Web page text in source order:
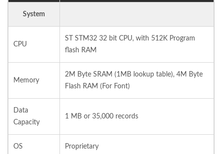
System
CPU
ST STM32 32 bit CPU, with 512K Program
flash RAM
Memory
2M Byte SRAM (1MB lookup table), 4M Byte
Flash RAM (For Font)
Data
Capacity
1 MB or 35,000 records
OS Proprietary